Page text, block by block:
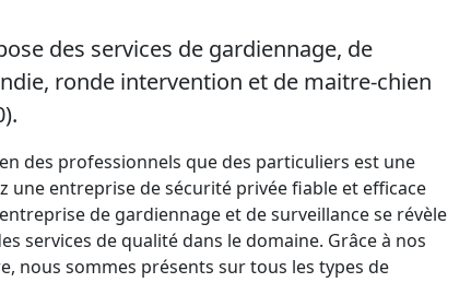
des services de gardiennage, de
ronde intervention et de maitre-chien
des professionnels que des particuliers est une
une entreprise de sécurité privée fiable et efficace
de gardiennage et de surveillance se révèle
services de qualité dans le domaine. Grâce à nos
nous sommes présents sur tous les types de